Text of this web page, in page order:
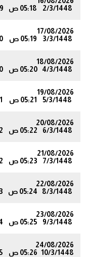
2/3/1448
05:18 ص
17/08/2026
3/3/1448
05:19 ص
18/08/2026
4/3/1448
05:20 ص
19/08/2026
5/3/1448
05:21 ص
20/08/2026
6/3/1448
05:22 ص
21/08/2026
7/3/1448
05:23 ص
22/08/2026
8/3/1448
05:24 ص
23/08/2026
9/3/1448
05:25 ص
24/08/2026
10/3/1448 05:26 ص